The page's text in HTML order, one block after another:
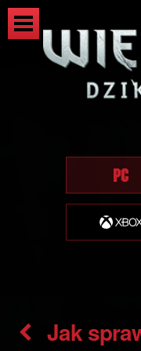
Jak sprawdzić, czy mój